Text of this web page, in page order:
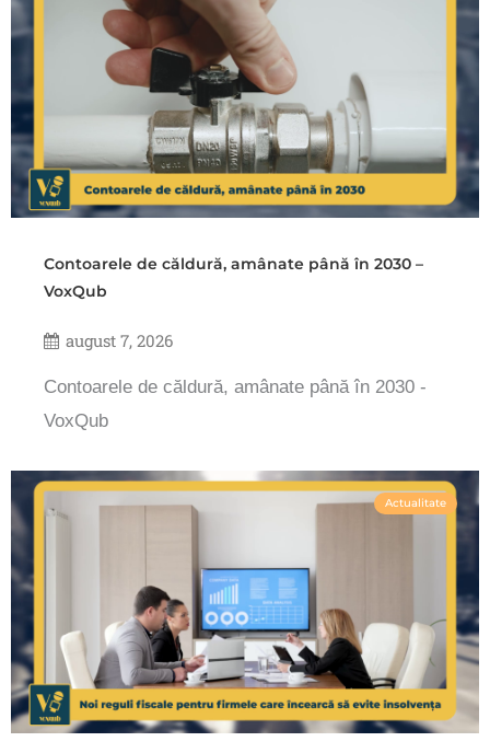
Contoarele de căldură, amânate până în 2030 –
VoxQub
august 7, 2026
Contoarele de căldură, amânate până în 2030 -
VoxQub
Actualitate